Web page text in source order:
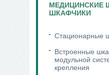
МЕДИЦИНСКИЕ
ШКАФЧИКИ
Стационарные
Встроенные
модульной
крепления
медицинские